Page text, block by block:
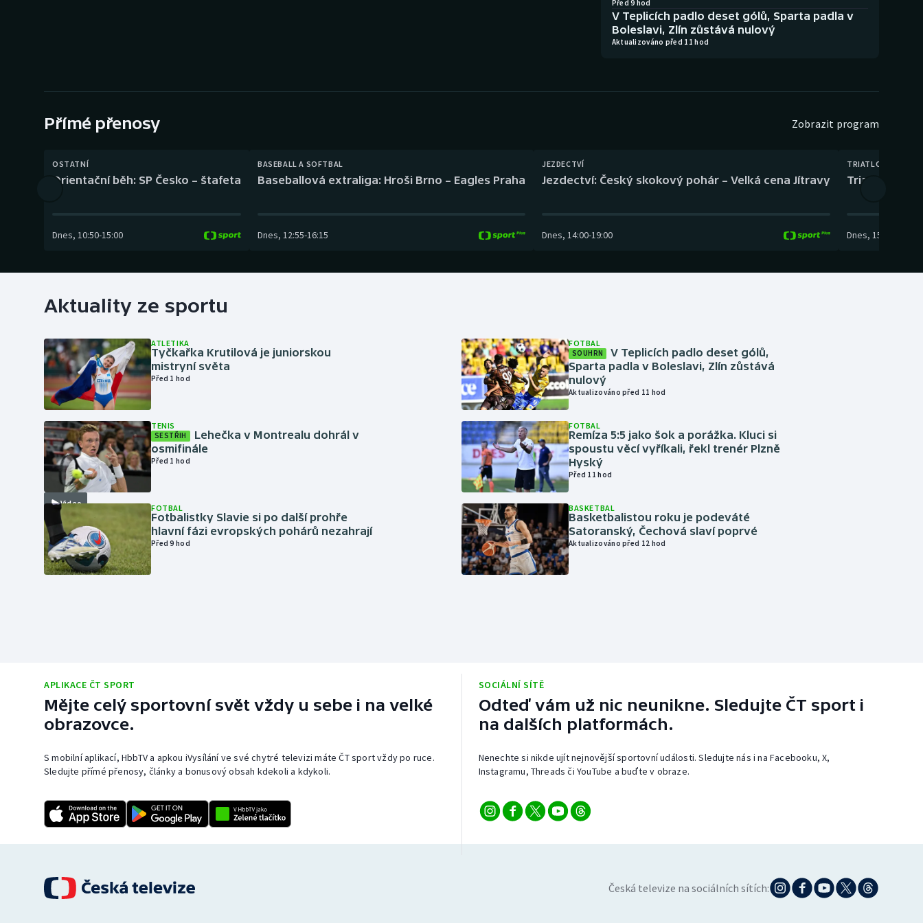
Gymnastika
Před 9 hod
V Teplicích padlo deset gólů, Sparta padla v
Boleslavi, Zlín zůstává nulový
Aktualizováno před 11 hod
Přímé přenosy Zobrazit program
OSTATNÍ
Orientační běh: SP Česko – štafeta
Dnes, 10:50-15:00
BASEBALL A SOFTBAL
Baseballová extraliga: Hroši Brno – Eagles Praha
Dnes, 12:55-16:15
JEZDECTVÍ
Jezdectví: Český skokový pohár – Velká cena Jítravy
Dnes, 14:00-19:00
TRIATLON
Triatlon:
Dnes, 15:00
Aktuality ze sportu
ATLETIKA
Tyčkařka Krutilová je juniorskou
mistryní světa
Před 1 hod
Video
TENIS
SESTŘIH
Lehečka v Montrealu dohrál v
osmifinále
Před 1 hod
FOTBAL
Fotbalistky Slavie si po další prohře
hlavní fázi evropských pohárů nezahrají
Před 9 hod
FOTBAL
SOUHRN
V Teplicích padlo deset gólů,
Sparta padla v Boleslavi, Zlín zůstává
nulový
Aktualizováno před 11 hod
FOTBAL
Remíza 5:5 jako šok a porážka. Kluci si
spoustu věcí vyříkali, řekl trenér Plzně
Hyský
Před 11 hod
BASKETBAL
Basketbalistou roku je podeváté
Satoranský, Čechová slaví poprvé
Aktualizováno před 12 hod
APLIKACE ČT SPORT
Mějte celý sportovní svět vždy u sebe i na velké
obrazovce.
S mobilní aplikací, HbbTV a apkou iVysílání ve své chytré televizi máte ČT sport vždy po ruce.
Sledujte přímé přenosy, články a bonusový obsah kdekoli a kdykoli.
SOCIÁLNÍ SÍTĚ
Odteď vám už nic neunikne. Sledujte ČT sport i
na dalších platformách.
Nenechte si nikde ujít nejnovější sportovní události. Sledujte nás i na Facebooku, X,
Instagramu, Threads či YouTube a buďte v obraze.
Česká televize na sociálních sítích: